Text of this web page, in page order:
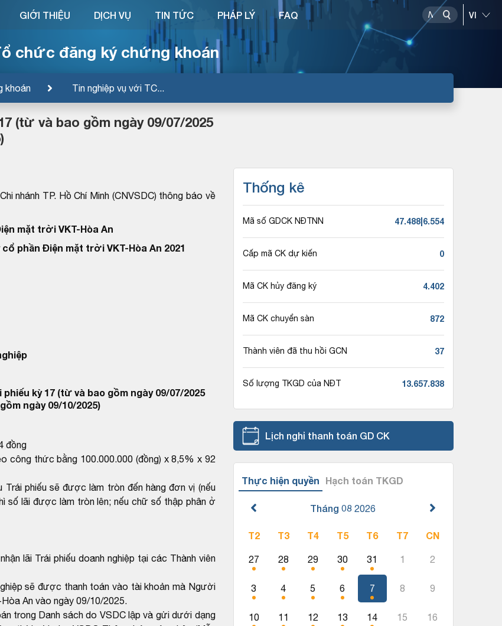
chức đăng ký chứng khoán
khoán Tin nghiệp vụ với TC...
GIỚI THIỆU DỊCH VỤ TIN TỨC PHÁP LÝ FAQ
(từ và bao gồm ngày 09/07/2025
nhánh TP. Hồ Chí Minh (CNVSDC) thông báo về
mặt trời VKT-Hòa An
phần Điện mặt trời VKT-Hòa An 2021
kỳ 17 (từ và bao gồm ngày 09/07/2025
ngày 09/10/2025)
đồng
công thức bằng 100.000.000 (đồng) x 8,5% x 92
phiếu sẽ được làm tròn đến hàng đơn vị (nếu
số lãi được làm tròn lên; nếu chữ số thập phân ở
lãi Trái phiếu doanh nghiệp tại các Thành viên
sẽ được thanh toán vào tài khoản mà Người
An vào ngày 09/10/2025.
trong Danh sách do VSDC lập và gửi dưới dạng
Thống kê
Mã số GDCK NĐTNN 47.488|6.554
Cấp mã CK dự kiến 0
Mã CK hủy đăng ký 4.402
Mã CK chuyển sàn 872
Thành viên đã thu hồi GCN 37
Số lượng TKGD của NĐT 13.657.838
Lịch nghỉ thanh toán GD CK
Thực hiện quyền Hạch toán TKGD
Tháng 08 2026
T2 T3 T4 T5 T6 T7 CN
27 28 29 30 31 1 2
3 4 5 6 7 8 9
10 11 12 13 14 15 16